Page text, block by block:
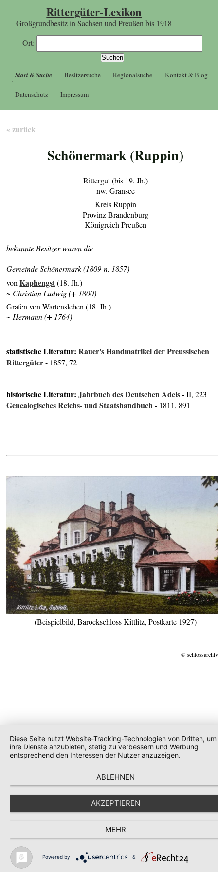
Rittergüter-Lexikon
Großgrundbesitz in Sachsen und Preußen bis 1918
Ort:
Start & Suche Besitzersuche Regionalsuche Kontakt & Blog
Datenschutz Impressum
« zurück
Schönermark (Ruppin)
Rittergut (bis 19. Jh.)
nw. Gransee
Kreis Ruppin
Provinz Brandenburg
Königreich Preußen
bekannte Besitzer waren die
Gemeinde Schönermark (1809-n. 1857)
vonKaphengst(18. Jh.)
~ Christian Ludwig (+ 1800)
Grafen von Wartensleben (18. Jh.)
~ Hermann (+ 1764)
statistische Literatur:Rauer's Handmatrikel der Preussischen
Rittergüter- 1857, 72
historische Literatur:Jahrbuch des Deutschen Adels- II, 223
Genealogisches Reichs- und Staatshandbuch- 1811, 891
(Beispielbild, Barockschloss Kittlitz, Postkarte 1927)
©
Diese Seite nutzt Website-Tracking-Technologien von Dritten, um
ihre Dienste anzubieten, stetig zu verbessern und Werbung
entsprechend den Interessen der Nutzer anzuzeigen.
ABLEHNEN
AKZEPTIEREN
MEHR
Powered by &